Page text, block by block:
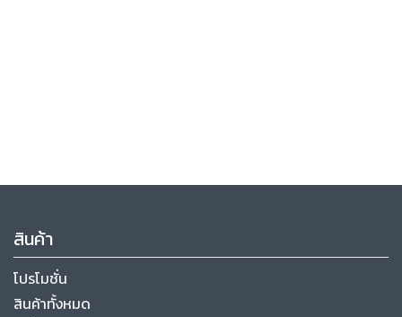
สินค้า
โปรโมชั่น
สินค้าทั้งหมด